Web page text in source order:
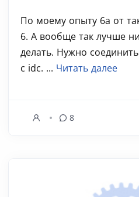
По моему опыту 6а от
6. А вообще так лучше
делать. Нужно
с idc. ... Читать далее
8